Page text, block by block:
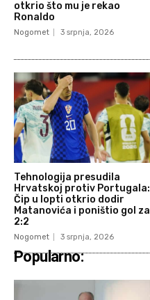
otkrio što mu je rekao
Ronaldo
Nogomet 3 srpnja, 2026
Tehnologija presudila
Hrvatskoj protiv Portugala:
Čip u lopti otkrio dodir
Matanovića i poništio gol za
2:2
Nogomet 3 srpnja, 2026
Popularno: